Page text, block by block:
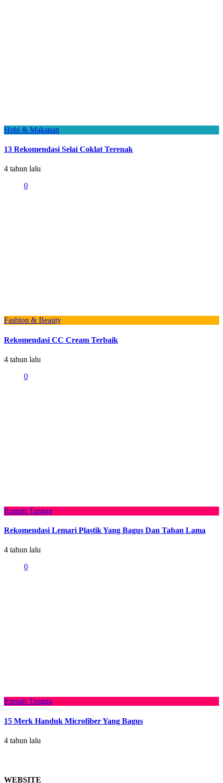
Hobi & Makanan
13 Rekomendasi Selai Coklat Terenak
4 tahun lalu
0
Fashion & Beauty
Rekomendasi CC Cream Terbaik
4 tahun lalu
0
Rumah Tangga
Rekomendasi Lemari Plastik Yang Bagus Dan Tahan Lama
4 tahun lalu
0
Rumah Tangga
15 Merk Handuk Microfiber Yang Bagus
4 tahun lalu
WEBSITE